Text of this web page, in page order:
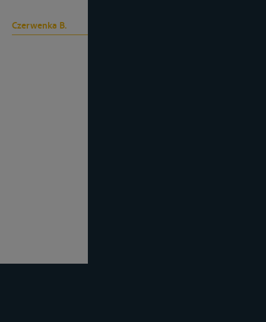
Czerwenka B.